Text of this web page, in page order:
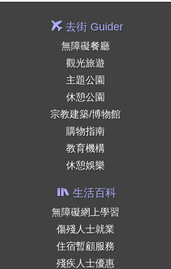
去街 Guider
無障礙餐廳
觀光旅遊
主題公園
休憩公園
宗教建築/博物館
購物指南
教育機構
休憩娛樂
生活百科
無障礙網上學習
傷殘人士就業
住宿暫顧服務
殘疾人士優惠